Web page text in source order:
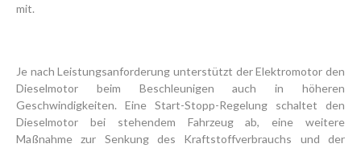
mit.
Je nach Leistungsanforderung unterstützt der Elektromotor den
Dieselmotor beim Beschleunigen auch in höheren
Geschwindigkeiten. Eine Start-Stopp-Regelung schaltet den
Dieselmotor bei stehendem Fahrzeug ab, eine weitere
Maßnahme zur Senkung des Kraftstoffverbrauchs und der